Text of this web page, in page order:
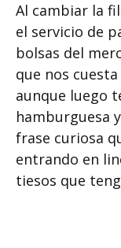
Al cambiar la
el servicio de
bolsas del
que nos
aunque luego
hamburguesa
frase curiosa
entrando en
tiesos que